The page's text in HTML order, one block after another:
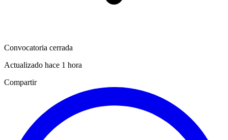
Convocatoria cerrada
Actualizado hace 1 hora
Compartir